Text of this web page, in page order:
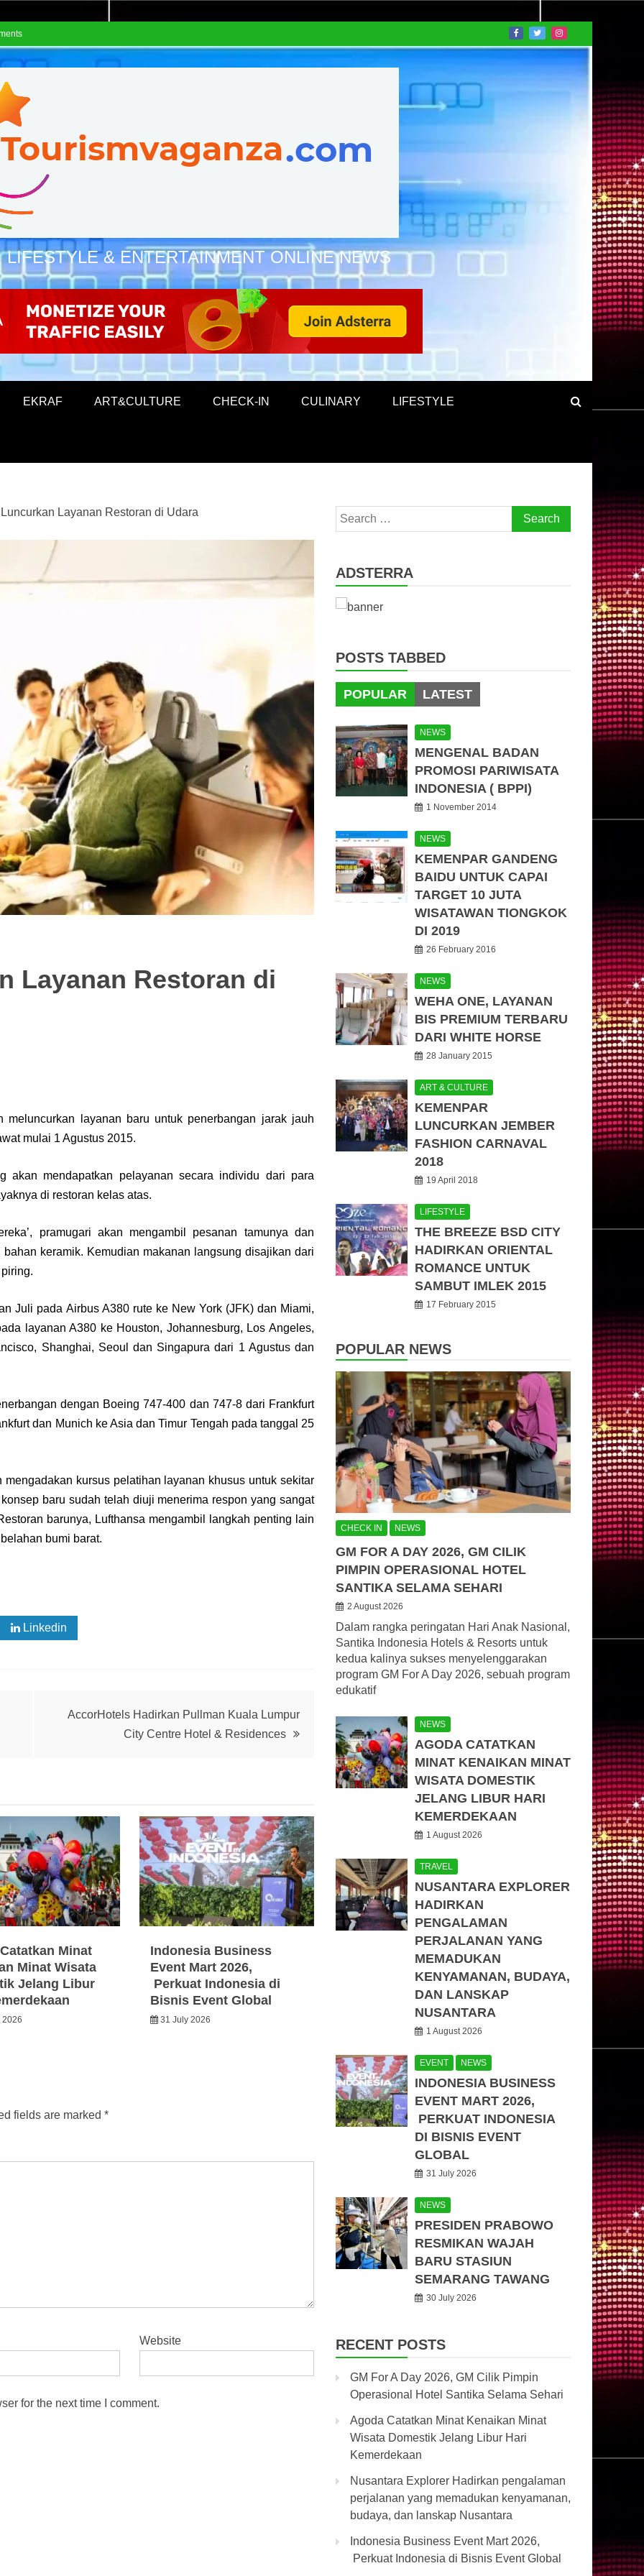
LIFESTYLE & ENTERTAINMENT ONLINE NEWS
EKRAF ART&CULTURE CHECK-IN CULINARY LIFESTYLE
Layanan Restoran di Udara
Layanan Restoran di
meluncurkan layanan baru untuk penerbangan jarak jauh
mulai 1 Agustus 2015.
akan mendapatkan pelayanan secara individu dari para
di restoran kelas atas.
pramugari akan mengambil pesanan tamunya dan
keramik. Kemudian makanan langsung disajikan dari
Juli pada Airbus A380 rute ke New York (JFK) dan Miami,
layanan A380 ke Houston, Johannesburg, Los Angeles,
Shanghai, Seoul dan Singapura dari 1 Agustus dan
dengan Boeing 747-400 dan 747-8 dari Frankfurt
dan Munich ke Asia dan Timur Tengah pada tanggal 25
kursus pelatihan layanan khusus untuk sekitar
baru sudah telah diuji menerima respon yang sangat
barunya, Lufthansa mengambil langkah penting lain
bumi barat.
Linkedin
AccorHotels Hadirkan Pullman Kuala Lumpur
City Centre Hotel & Residences
Minat
Minat Wisata
Jelang Libur
2026
Indonesia Business
Event Mart 2026,
Perkuat Indonesia di
Bisnis Event Global
31 July 2026
fields are marked *
Website
for the next time I comment.
Search
for:
ADSTERRA
POSTS TABBED
POPULAR LATEST
NEWS
MENGENAL BADAN
PROMOSI PARIWISATA
INDONESIA ( BPPI)
1 November 2014
NEWS
KEMENPAR GANDENG
BAIDU UNTUK CAPAI
TARGET 10 JUTA
WISATAWAN TIONGKOK
DI 2019
26 February 2016
NEWS
WEHA ONE, LAYANAN
BIS PREMIUM TERBARU
DARI WHITE HORSE
28 January 2015
ART & CULTURE
KEMENPAR
LUNCURKAN JEMBER
FASHION CARNAVAL
2018
19 April 2018
LIFESTYLE
THE BREEZE BSD CITY
HADIRKAN ORIENTAL
ROMANCE UNTUK
SAMBUT IMLEK 2015
17 February 2015
POPULAR NEWS
CHECK IN NEWS
GM FOR A DAY 2026, GM CILIK
PIMPIN OPERASIONAL HOTEL
SANTIKA SELAMA SEHARI
2 August 2026
Dalam rangka peringatan Hari Anak Nasional,
Santika Indonesia Hotels & Resorts untuk
kedua kalinya sukses menyelenggarakan
program GM For A Day 2026, sebuah program
edukatif
NEWS
AGODA CATATKAN
MINAT KENAIKAN MINAT
WISATA DOMESTIK
JELANG LIBUR HARI
KEMERDEKAAN
1 August 2026
TRAVEL
NUSANTARA EXPLORER
HADIRKAN
PENGALAMAN
PERJALANAN YANG
MEMADUKAN
KENYAMANAN, BUDAYA,
DAN LANSKAP
NUSANTARA
1 August 2026
EVENT NEWS
INDONESIA BUSINESS
EVENT MART 2026,
PERKUAT INDONESIA
DI BISNIS EVENT
GLOBAL
31 July 2026
NEWS
PRESIDEN PRABOWO
RESMIKAN WAJAH
BARU STASIUN
SEMARANG TAWANG
30 July 2026
RECENT POSTS
GM For A Day 2026, GM Cilik Pimpin
Operasional Hotel Santika Selama Sehari
Agoda Catatkan Minat Kenaikan Minat
Wisata Domestik Jelang Libur Hari
Kemerdekaan
Nusantara Explorer Hadirkan pengalaman
perjalanan yang memadukan kenyamanan,
budaya, dan lanskap Nusantara
Indonesia Business Event Mart 2026,
Perkuat Indonesia di Bisnis Event Global